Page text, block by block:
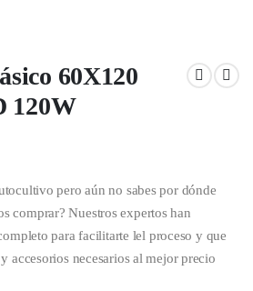
60X120
120W
pero aún no sabes por dónde
comprar? Nuestros expertos han
para facilitarte lel proceso y que
accesorios necesarios al mejor precio